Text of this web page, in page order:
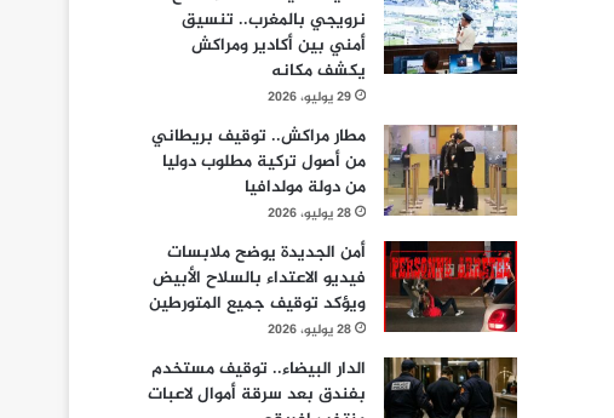
نرويجي بالمغرب.. تنسيق
أمني بين أكادير ومراكش
يكشف مكانه
29 يوليو، 2026
مطار مراكش.. توقيف بريطاني
من أصول تركية مطلوب دوليا
من دولة مولدافيا
28 يوليو، 2026
أمن الجديدة يوضح ملابسات
فيديو الاعتداء بالسلاح الأبيض
ويؤكد توقيف جميع المتورطين
28 يوليو، 2026
الدار البيضاء.. توقيف مستخدم
بفندق بعد سرقة أموال لاعبات